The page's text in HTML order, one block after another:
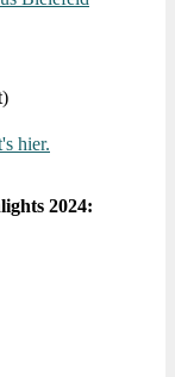
hier.
2024: